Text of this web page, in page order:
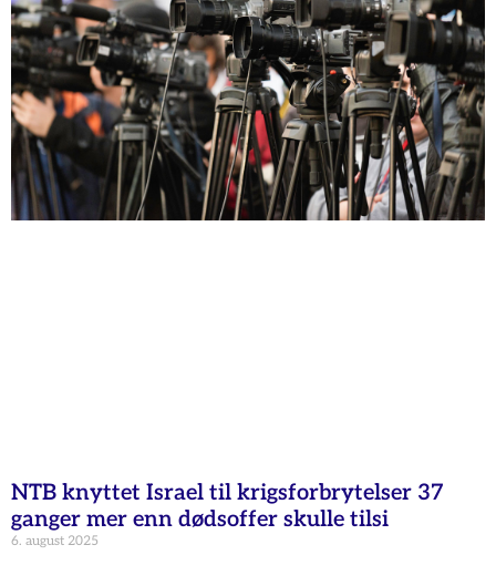
NTB knyttet Israel til krigsforbrytelser 37
ganger mer enn dødsoffer skulle tilsi
6. august 2025